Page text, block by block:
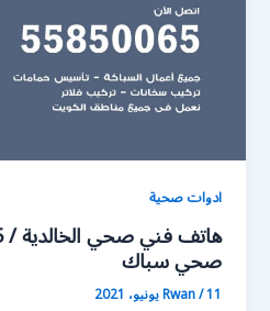
ادوات صحية
صحي سباك
Rwan/11 يونيو، 2021